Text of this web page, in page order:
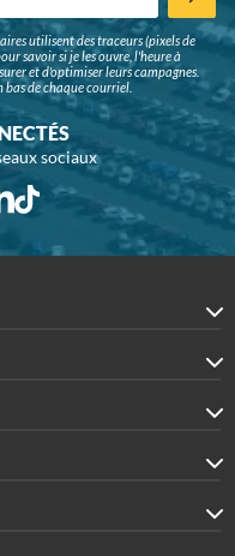
utilisent des traceurs (pixels de
savoir si je les ouvre, l'heure à
et d'optimiser leurs campagnes.
de chaque courriel.
sociaux